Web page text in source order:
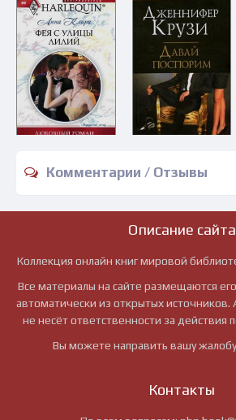
Комментарии / Отзывы
Описание сайта
Коллекция онлайн книг мировой
Все материалы на сайте размещаются
автоматически из открытых источников.
не несёт ответственности за действия
Вы можете направить вашу
Контакты